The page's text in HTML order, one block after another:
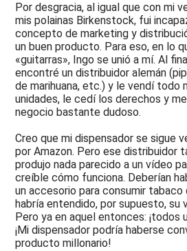
Tito
2005
-
Tremola,
Multi-
Bender
2004
-
USA
y
el
nuevo
taller
2002
-
2004
-
Por desgracia, al igual que con mi
mis polainas Birkenstock, fui
concepto de marketing y
un buen producto. Para eso, en lo
«guitarras», Ingo se unió a mí. Al
encontré un distribuidor alemán
de marihuana, etc.) y le vendí todo
unidades, le cedí los derechos y
negocio bastante dudoso.
Creo que mi dispensador se sigue
por Amazon. Pero ese distribuidor
produjo nada parecido a un vídeo
creíble cómo funciona. Deberían
un accesorio para consumir
habría entendido, por supuesto, su
Pero ya en aquel entonces: ¡todos
¡Mi dispensador podría haberse
producto millonario!